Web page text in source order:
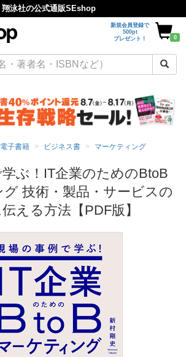
翔泳社の公式通販SEshop
新規会員登録で
500pt
プレゼント！
0
電子書籍 ビジネス書 マーケティング
ぶ！IT企業のためのBtoB
技術・製品・サービスの
える方法【PDF版】